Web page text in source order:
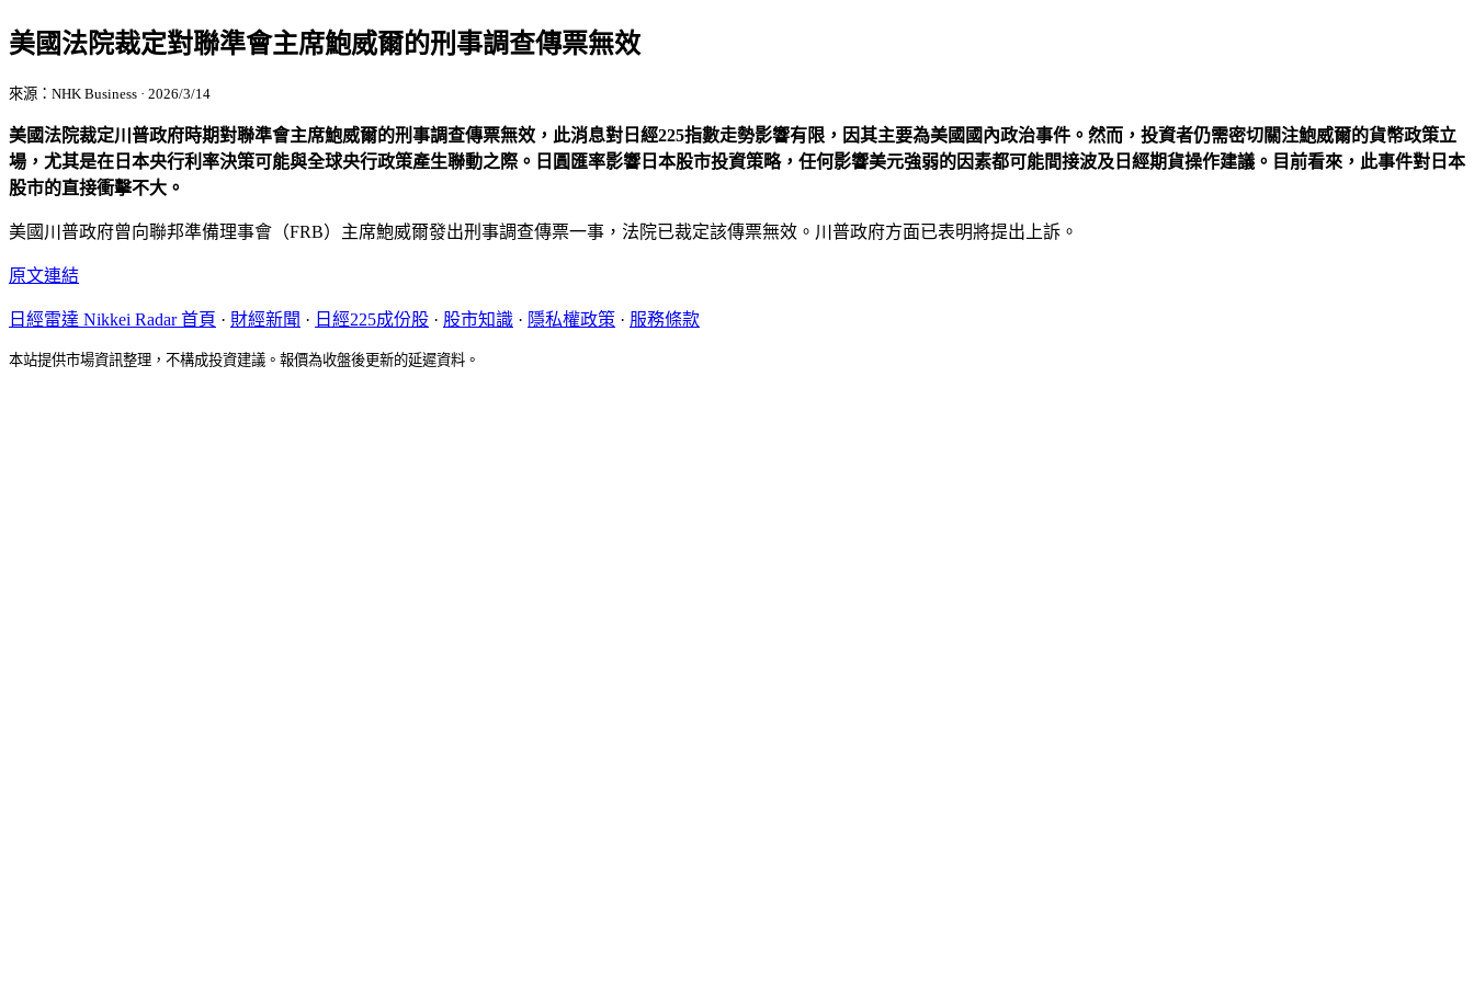
美國法院裁定對聯準會主席鮑威爾的刑事調查傳票無效
來源：NHK Business · 2026/3/14
美國法院裁定川普政府時期對聯準會主席鮑威爾的刑事調查傳票無效，此消息對日經225指數走勢影響有限，因其主要為美國國內政治事件。然而，投資者仍需密切關注鮑威爾的貨幣政策立
場，尤其是在日本央行利率決策可能與全球央行政策產生聯動之際。日圓匯率影響日本股市投資策略，任何影響美元強弱的因素都可能間接波及日經期貨操作建議。目前看來，此事件對日本
股市的直接衝擊不大。
美國川普政府曾向聯邦準備理事會（FRB）主席鮑威爾發出刑事調查傳票一事，法院已裁定該傳票無效。川普政府方面已表明將提出上訴。
原文連結
日經雷達 Nikkei Radar 首頁 · 財經新聞 · 日經225成份股 · 股市知識 · 隱私權政策 · 服務條款
本站提供市場資訊整理，不構成投資建議。報價為收盤後更新的延遲資料。